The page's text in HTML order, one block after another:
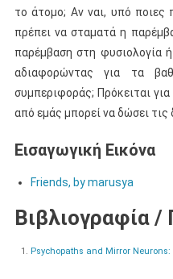
το άτομο; Αν ναι, υπό ποιες
πρέπει να σταματά η
παρέμβαση στη φυσιολογία
αδιαφορώντας για τα
συμπεριφοράς; Πρόκειται
από εμάς μπορεί να δώσει τις
Εισαγωγική Εικόνα
Friends, by marusya
Βιβλιογραφία
Psychopaths and Mirror